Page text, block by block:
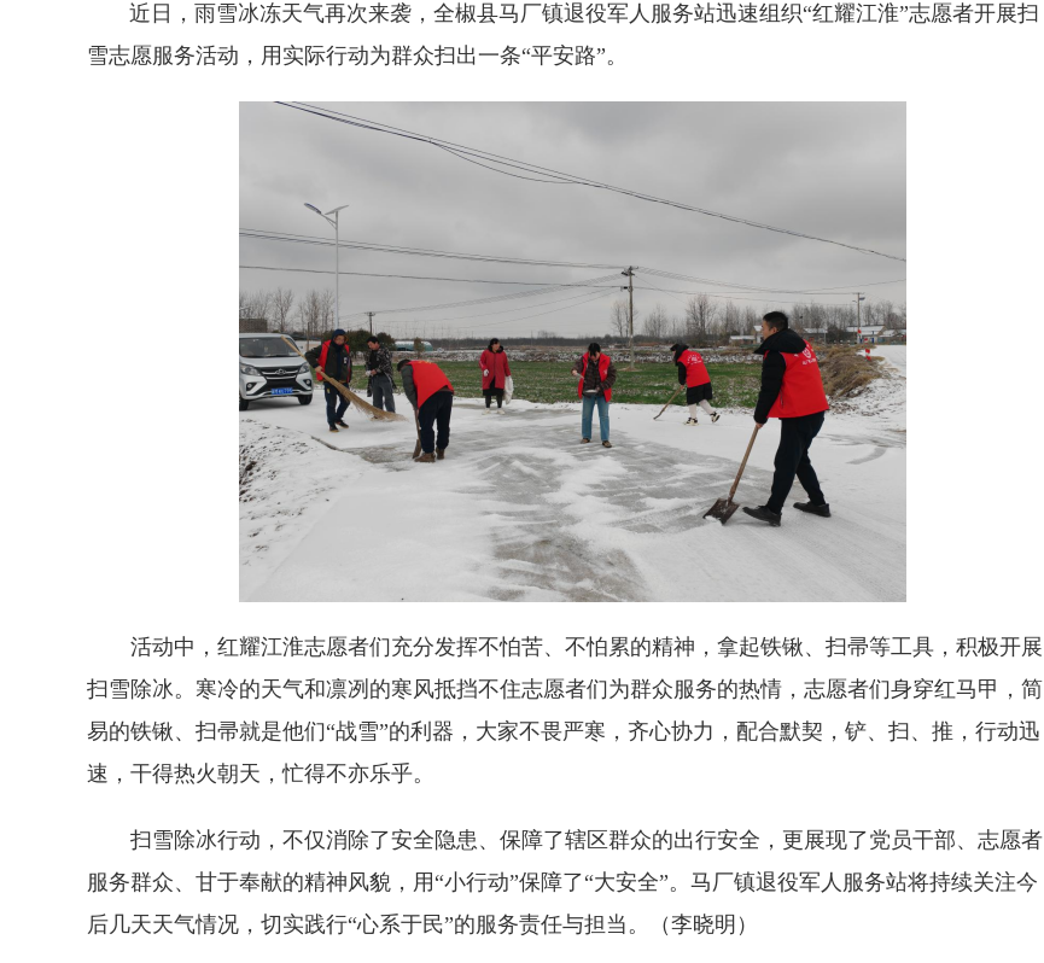
近日，雨雪冰冻天气再次来袭，全椒县马厂镇退役军人服务站迅速组织“红耀江淮”志愿者开展扫
雪志愿服务活动，用实际行动为群众扫出一条“平安路”。
活动中，红耀江淮志愿者们充分发挥不怕苦、不怕累的精神，拿起铁锹、扫帚等工具，积极开展
扫雪除冰。寒冷的天气和凛冽的寒风抵挡不住志愿者们为群众服务的热情，志愿者们身穿红马甲，简
易的铁锹、扫帚就是他们“战雪”的利器，大家不畏严寒，齐心协力，配合默契，铲、扫、推，行动迅
速，干得热火朝天，忙得不亦乐乎。
扫雪除冰行动，不仅消除了安全隐患、保障了辖区群众的出行安全，更展现了党员干部、志愿者
服务群众、甘于奉献的精神风貌，用“小行动”保障了“大安全”。马厂镇退役军人服务站将持续关注今
后几天天气情况，切实践行“心系于民”的服务责任与担当。（李晓明）